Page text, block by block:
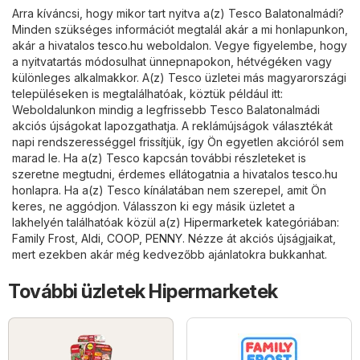
Arra kíváncsi, hogy mikor tart nyitva a(z) Tesco Balatonalmádi?
Minden szükséges információt megtalál akár a mi honlapunkon,
akár a hivatalostesco.hu weboldalon. Vegye figyelembe, hogy
a nyitvatartás módosulhat ünnepnapokon, hétvégéken vagy
különleges alkalmakkor. A(z) Tesco üzletei más magyarországi
településeken is megtalálhatóak, köztük például itt:
Weboldalunkon mindig a legfrissebb Tesco Balatonalmádi
akciós újságokat lapozgathatja. A reklámújságok választékát
napi rendszerességgel frissítjük, így Ön egyetlen akcióról sem
marad le. Ha a(z) Tesco kapcsán további részleteket is
szeretne megtudni, érdemes ellátogatnia a hivatalostesco.hu
honlapra. Ha a(z) Tesco kínálatában nem szerepel, amit Ön
keres, ne aggódjon. Válasszon ki egy másik üzletet a
lakhelyén találhatóak közül a(z) Hipermarketek kategóriában:
Family Frost Aldi COOP PENNY. Nézze át akciós újságjaikat,
mert ezekben akár még kedvezőbb ajánlatokra bukkanhat.
További üzletek Hipermarketek